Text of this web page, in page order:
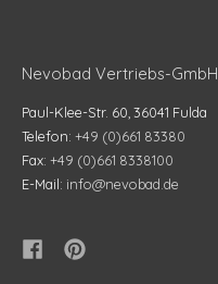
Nevobad Vertriebs-GmbH
Paul-Klee-Str. 60, 36041 Fulda
Telefon: +49 (0)661 83380
Fax: +49 (0)661 8338100
E-Mail: info@nevobad.de